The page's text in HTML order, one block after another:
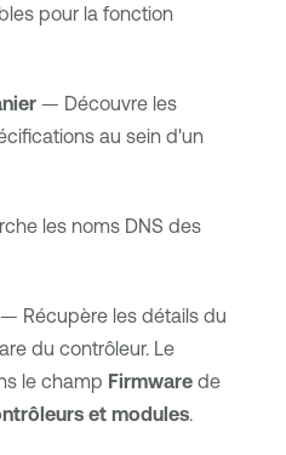
pour la fonction
— Découvre les
au sein d'un
les noms DNS des
Récupère les détails du
du contrôleur. Le
le champ Firmwarede
et modules.